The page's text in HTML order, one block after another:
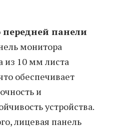
панели
монитора
из 10 мм листа
обеспечивает
и
устройства.
лицевая панель